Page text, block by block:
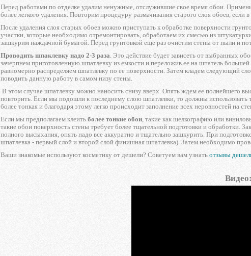
Перед работами по отделке удалим ненужные, отслужившие свое время обои.
более легкого удаления. Повторим процедуру размачивания старого слоя обоев, если
После удаления слоя старых обоев можно приступать к обработке поверхности
участки, которые необходимо отремонтировать, обработаем их смесью из
зашкурим наждачной бумагой. Перед грунтовкой еще раз очистим стены от пыли и
Проводить шпаклевку надо 2-3 раза. Это действие будет зависеть от выбранных
зачерпнем приготовленную шпатлевку из емкости и переложив ее на шпатель
равномерно распределяем шпатлевку по ее поверхности. Затем кладем следующий
поводить данную работу в самом низу стены.
В этом случае шпатлевку можно наносить снизу вверх. Опять ждем ее полнейшего
повторить. Если мы подошли к последнему слою шпатлевки, то должны
более тонкая и благодаря этому легко происходит заполнение всех неровностей на
Если мы предполагаем клеить более тонкие обои, такие как шелкографию или
такие обои поверхность стены требует более тщательной подготовки и обработки.
полного высыхания, опять надо все аккуратно и тщательно зашкурить. При
шпатлевка - первый слой и второй слой финишная шпатлевка). Затем необходимо
Ваши знакомые используют косметику от дешели? Советуем вам узнать отзывы
Видео: